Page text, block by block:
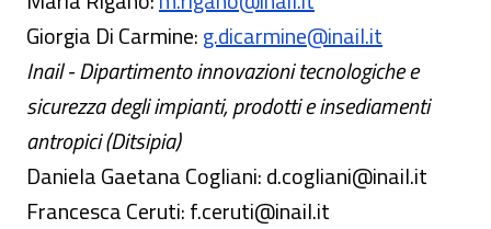
Giorgia Di Carmine:g.dicarmine@inail.it
Inail - Dipartimento innovazioni tecnologiche e
sicurezza degli impianti, prodotti e insediamenti
antropici (Ditsipia)
Daniela Gaetana Cogliani: d.cogliani@inail.it
Francesca Ceruti: f.ceruti@inail.it